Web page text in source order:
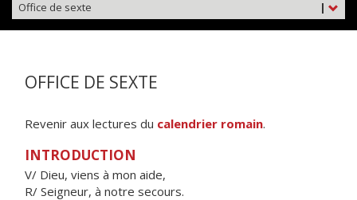
|
Office de sexte
OFFICE DE SEXTE
Revenir aux lectures du calendrier romain.
INTRODUCTION
V/ Dieu, viens à mon aide,
R/ Seigneur, à notre secours.